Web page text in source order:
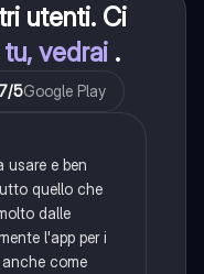
utenti. Ci
vedrai .
/5Google Play
usare e ben
quello che
dalle
l'app per i
come